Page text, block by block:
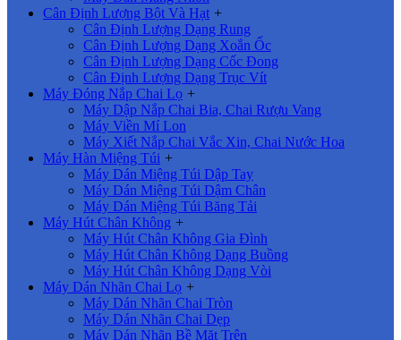
Cân Định Lượng Bột Và Hạt +
Cân Định Lượng Dạng Rung
Cân Định Lượng Dạng Xoắn Ốc
Cân Định Lượng Dạng Cốc Đong
Cân Định Lượng Dạng Trục Vít
Máy Đóng Nắp Chai Lọ +
Máy Dập Nắp Chai Bia, Chai Rượu Vang
Máy Viền Mí Lon
Máy Xiết Nắp Chai Vắc Xin, Chai Nước Hoa
Máy Hàn Miệng Túi +
Máy Dán Miệng Túi Dập Tay
Máy Dán Miệng Túi Dậm Chân
Máy Dán Miệng Túi Băng Tải
Máy Hút Chân Không +
Máy Hút Chân Không Gia Đình
Máy Hút Chân Không Dạng Buồng
Máy Hút Chân Không Dạng Vòi
Máy Dán Nhãn Chai Lọ +
Máy Dán Nhãn Chai Tròn
Máy Dán Nhãn Chai Dẹp
Máy Dán Nhãn Bề Mặt Trên